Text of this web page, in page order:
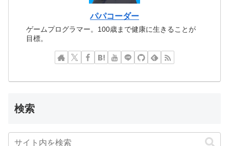
パパコーダー
ゲームプログラマー。100歳まで健康に生きることが
目標。
検索